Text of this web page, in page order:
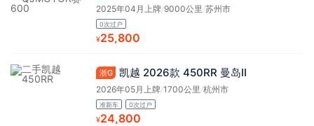
2025年04月上牌/9000公里/苏州市
0次过户
¥25,800
浙G 凯越 2026款 450RR 曼岛Ⅱ
2026年05月上牌/1700公里/杭州市
准新车 0次过户
¥24,800